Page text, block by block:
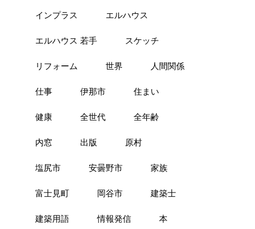
インプラス エルハウス
エルハウス 若手 スケッチ
リフォーム 世界 人間関係
仕事 伊那市 住まい
健康 全世代 全年齢
内窓 出版 原村
塩尻市 安曇野市 家族
富士見町 岡谷市 建築士
建築用語 情報発信 本